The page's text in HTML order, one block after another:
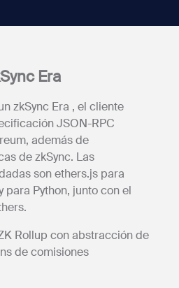
Era
zkSync Era , el cliente
JSON-RPC
además de
de zkSync. Las
son ethers.js para
Python, junto con el
Rollup con abstracción de
de comisiones